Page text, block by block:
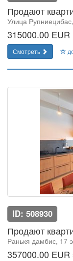
Продают
Улица
315000.00 EUR
Смотреть
ID: 508930
Продают
Ранькя дамбис, 17
357000.00 EUR